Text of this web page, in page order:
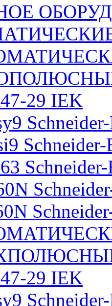
29 IEK
29 IEK